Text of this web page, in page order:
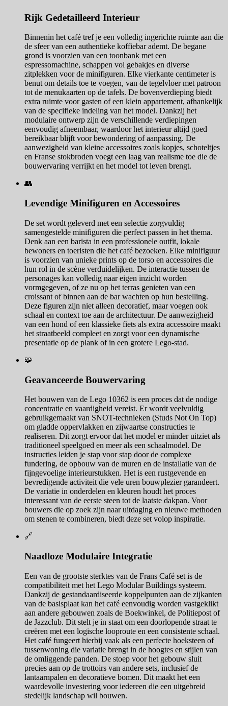
Rijk Gedetailleerd Interieur
Binnenin het café tref je een volledig ingerichte ruimte aan die
de sfeer van een authentieke koffiebar ademt. De begane
grond is voorzien van een toonbank met een
espressomachine, schappen vol gebakjes en diverse
zitplekken voor de minifiguren. Elke vierkante centimeter is
benut om details toe te voegen, van de tegelvloer met patroon
tot de menukaarten op de tafels. De bovenverdieping biedt
extra ruimte voor gasten of een klein appartement, afhankelijk
van de specifieke indeling van het model. Dankzij het
modulaire ontwerp zijn de verschillende verdiepingen
eenvoudig afneembaar, waardoor het interieur altijd goed
bereikbaar blijft voor bewondering of aanpassing. De
aanwezigheid van kleine accessoires zoals kopjes, schoteltjes
en Franse stokbroden voegt een laag van realisme toe die de
bouwervaring verrijkt en het model tot leven brengt.
👥
Levendige Minifiguren en Accessoires
De set wordt geleverd met een selectie zorgvuldig
samengestelde minifiguren die perfect passen in het thema.
Denk aan een barista in een professionele outfit, lokale
bewoners en toeristen die het café bezoeken. Elke minifiguur
is voorzien van unieke prints op de torso en accessoires die
hun rol in de scène verduidelijken. De interactie tussen de
personages kan volledig naar eigen inzicht worden
vormgegeven, of ze nu op het terras genieten van een
croissant of binnen aan de bar wachten op hun bestelling.
Deze figuren zijn niet alleen decoratief, maar voegen ook
schaal en context toe aan de architectuur. De aanwezigheid
van een hond of een klassieke fiets als extra accessoire maakt
het straatbeeld compleet en zorgt voor een dynamische
presentatie op de plank of in een grotere Lego-stad.
🧩
Geavanceerde Bouwervaring
Het bouwen van de Lego 10362 is een proces dat de nodige
concentratie en vaardigheid vereist. Er wordt veelvuldig
gebruikgemaakt van SNOT-technieken (Studs Not On Top)
om gladde oppervlakken en zijwaartse constructies te
realiseren. Dit zorgt ervoor dat het model er minder uitziet als
traditioneel speelgoed en meer als een schaalmodel. De
instructies leiden je stap voor stap door de complexe
fundering, de opbouw van de muren en de installatie van de
fijngevoelige interieurstukken. Het is een rustgevende en
bevredigende activiteit die vele uren bouwplezier garandeert.
De variatie in onderdelen en kleuren houdt het proces
interessant van de eerste steen tot de laatste dakpan. Voor
bouwers die op zoek zijn naar uitdaging en nieuwe methoden
om stenen te combineren, biedt deze set volop inspiratie.
🔗
Naadloze Modulaire Integratie
Een van de grootste sterktes van de Frans Café set is de
compatibiliteit met het Lego Modular Buildings systeem.
Dankzij de gestandaardiseerde koppelpunten aan de zijkanten
van de basisplaat kan het café eenvoudig worden vastgeklikt
aan andere gebouwen zoals de Boekwinkel, de Politiepost of
de Jazzclub. Dit stelt je in staat om een doorlopende straat te
creëren met een logische looproute en een consistente schaal.
Het café fungeert hierbij vaak als een perfecte hoeksteen of
tussenwoning die variatie brengt in de hoogtes en stijlen van
de omliggende panden. De stoep voor het gebouw sluit
precies aan op de trottoirs van andere sets, inclusief de
lantaarnpalen en decoratieve bomen. Dit maakt het een
waardevolle investering voor iedereen die een uitgebreid
stedelijk landschap wil bouwen.